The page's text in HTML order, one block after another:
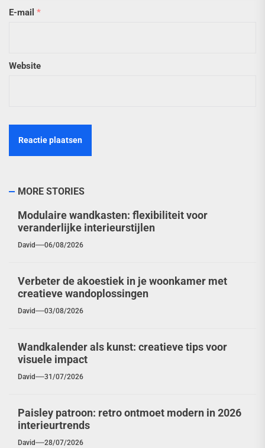
E-mail *
Website
MORE STORIES
Modulaire wandkasten: flexibiliteit voor
veranderlijke interieurstijlen
David 06/08/2026
Verbeter de akoestiek in je woonkamer met
creatieve wandoplossingen
David 03/08/2026
Wandkalender als kunst: creatieve tips voor
visuele impact
David 31/07/2026
Paisley patroon: retro ontmoet modern in 2026
interieurtrends
David 28/07/2026